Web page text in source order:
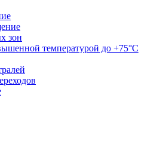
зон
температурой до +75°C